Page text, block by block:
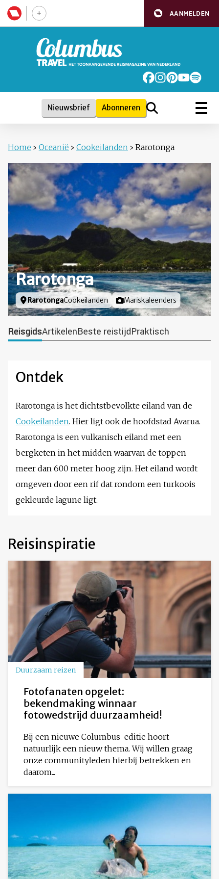
AANMELDEN
Nieuwsbrief Abonneren
Home › Oceanië › Cookeilanden › Rarotonga
Rarotonga
Locatie
RarotongaCookeilanden Foto door
Mariskaleenders
ReisgidsArtikelenBeste reistijdPraktisch
Ontdek
Rarotonga is het dichtstbevolkte eiland van de
Cookeilanden. Hier ligt ook de hoofdstad Avarua.
Rarotonga is een vulkanisch eiland met een
bergketen in het midden waarvan de toppen
meer dan 600 meter hoog zijn. Het eiland wordt
omgeven door een rif dat rondom een turkoois
gekleurde lagune ligt.
Reisinspiratie
Duurzaam reizen
Fotofanaten opgelet:
bekendmaking winnaar
fotowedstrijd duurzaamheid!
Bij een nieuwe Columbus-editie hoort
natuurlijk een nieuw thema. Wij willen graag
onze communityleden hierbij betrekken en
daarom...